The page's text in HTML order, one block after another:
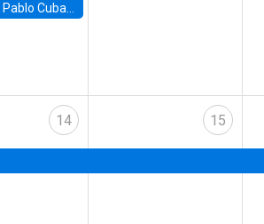
Pablo Cuba, FED Board
14 15